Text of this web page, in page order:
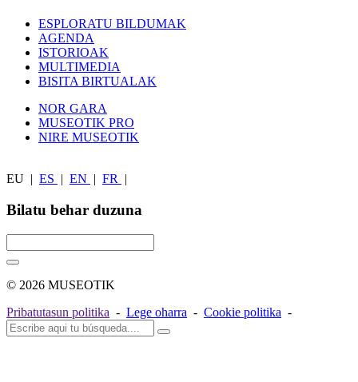
ESPLORATU BILDUMAK
AGENDA
ISTORIOAK
MULTIMEDIA
BISITA BIRTUALAK
NOR GARA
MUSEOTIK PRO
NIRE MUSEOTIK
EU | ES | EN | FR |
Bilatu behar duzuna
© 2026 MUSEOTIK
Pribatutasun politika - Lege oharra - Cookie politika -